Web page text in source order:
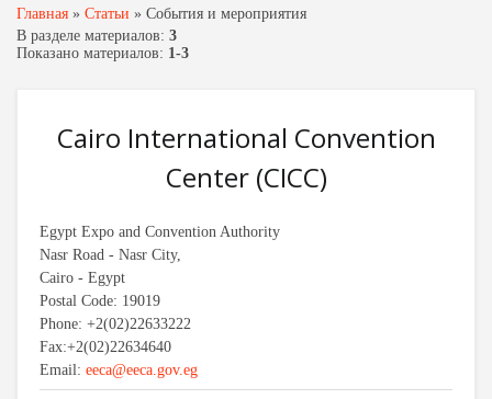
Главная » Статьи » События и мероприятия
В разделе материалов: 3
Показано материалов: 1-3
Cairo International Convention
Center (CICC)
Egypt Expo and Convention Authority
Nasr Road - Nasr City,
Cairo - Egypt
Postal Code: 19019
Phone: +2(02)22633222
Fax:+2(02)22634640
Email: eeca@eeca.gov.eg